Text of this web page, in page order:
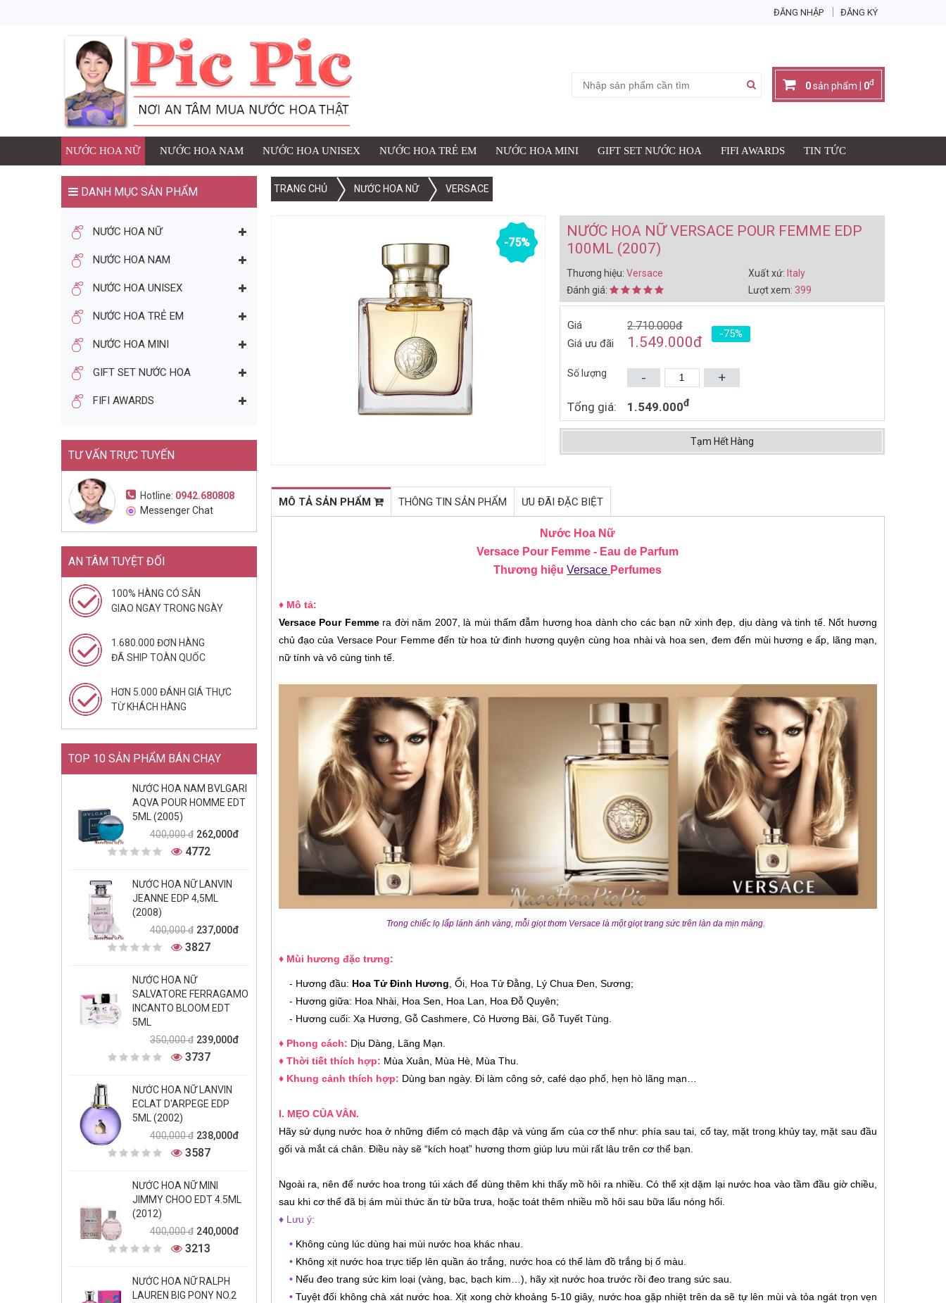
ĐĂNG NHẬP ĐĂNG KÝ
0sản phẩm | 0đ
NƯỚC HOA NỮ NƯỚC HOA NAM NƯỚC HOA UNISEX NƯỚC HOA TRẺ EM NƯỚC HOA MINI GIFT SET NƯỚC HOA FIFI AWARDS TIN TỨC
DANH MỤC SẢN PHẨM
NƯỚC HOA NỮ
NƯỚC HOA NAM
NƯỚC HOA UNISEX
NƯỚC HOA TRẺ EM
NƯỚC HOA MINI
GIFT SET NƯỚC HOA
FIFI AWARDS
TƯ VẤN TRỰC TUYẾN
Hotline: 0942.680808
Messenger Chat
AN TÂM TUYỆT ĐỐI
100% HÀNG CÓ SẴN
GIAO NGAY TRONG NGÀY
1.680.000 ĐƠN HÀNG
ĐÃ SHIP TOÀN QUỐC
HƠN 5.000 ĐÁNH GIÁ THỰC
TỪ KHÁCH HÀNG
TOP 10 SẢN PHẨM BÁN CHẠY
NƯỚC HOA NAM BVLGARI
AQVA POUR HOMME EDT
5ML (2005)
400,000 đ 262,000đ
4772
NƯỚC HOA NỮ LANVIN
JEANNE EDP 4,5ML
(2008)
400,000 đ 237,000đ
3827
NƯỚC HOA NỮ
SALVATORE FERRAGAMO
INCANTO BLOOM EDT
5ML
350,000 đ 239,000đ
3737
NƯỚC HOA NỮ LANVIN
ECLAT D'ARPEGE EDP
5ML (2002)
400,000 đ 238,000đ
3587
NƯỚC HOA NỮ MINI
JIMMY CHOO EDT 4.5ML
(2012)
400,000 đ 240,000đ
3213
NƯỚC HOA NỮ RALPH
LAUREN BIG PONY NO.2
TRANG CHỦ NƯỚC HOA NỮ VERSACE
-75%
NƯỚC HOA NỮ VERSACE POUR FEMME EDP
100ML (2007)
Thương hiệu:Versace Xuất xứ: Italy
Đánh giá:
Lượt xem: 399
Giá 2.710.000đ
Giá ưu đãi 1.549.000đ -75%
Số lượng +
-
Tổng giá: 1.549.000đ
Tạm Hết Hàng
1 SẢN PHẨM ĐÃ ĐƯỢC THÊM VÀO GIỎ HÀNG
NƯỚC HOA NỮ VERSACE POUR FEMME EDP 100ML (2007)
Thương hiệu: Versace
Số lượng:
Giá: đ
TIẾP TỤC MUA HÀNG
BẠN CÓ THỂ THÍCH
LONDON FOR WOMEN EDP
1.970.000đ
Mua ngay
NƯỚC HOA NỮ MICHAEL
KORS WONDERLUST EDP
100ML (2016)
3.230.000đ 2.086.000đ
Mua ngay
2.149.000đ
NƯỚC HOA UNISEX TOM
FORD OMBRE LEATHER EDP
6.850.000đ 4.619.000đ
Mua ngay
MÔ TẢ SẢN PHẨM THÔNG TIN SẢN PHẨM ƯU ĐÃI ĐẶC BIỆT
Nước Hoa Nữ
Versace Pour Femme - Eau de Parfum
Thương hiệuVersace Perfumes
♦ Mô tả:
Versace Pour Femmera đời năm 2007, là mùi thấm đẫm hương hoa dành cho các bạn nữ xinh đẹp, dịu dàng và tinh tế. Nốt hương
chủ đạo của Versace Pour Femme đến từ hoa tử đinh hương quyện cùng hoa nhài và hoa sen, đem đến mùi hương e ấp, lãng mạn,
nữ tính và vô cùng tinh tế.
Trong chiếc lọ lấp lánh ánh vàng, mỗi giọt thơm Versace là một giọt trang sức trên làn da mịn màng.
♦ Mùi hương đặc trưng:
- Hương đầu: Hoa Tử Đinh Hương , Ổi, Hoa Tử Đằng, Lý Chua Đen, Sương;
- Hương giữa: Hoa Nhài, Hoa Sen, Hoa Lan, Hoa Đỗ Quyên;
- Hương cuối: Xạ Hương, Gỗ Cashmere, Cỏ Hương Bài, Gỗ Tuyết Tùng.
♦ Phong cách: Dịu Dàng, Lãng Mạn.
♦ Thời tiết thích hợp: Mùa Xuân, Mùa Hè, Mùa Thu.
♦ Khung cảnh thích hợp: Dùng ban ngày. Đi làm công sở, café dạo phố, hẹn hò lãng mạn…
I. MẸO CỦA VÂN.
Hãy sử dụng nước hoa ở những điểm có mạch đập và vùng ấm của cơ thể như: phía sau tai, cổ tay, mặt trong khủy tay, mặt sau đầu
gối và mắt cá chân. Điều này sẽ “kích hoạt” hương thơm giúp lưu mùi rất lâu trên cơ thể bạn.
Ngoài ra, nên để nước hoa trong túi xách để dùng thêm khi thấy mồ hôi ra nhiều. Có thể xịt dặm lại nước hoa vào tầm đầu giờ chiều,
sau khi cơ thể đã bị ám mùi thức ăn từ bữa trưa, hoặc toát thêm nhiều mồ hôi sau bữa lẩu nóng hổi.
♦ Lưu ý:
• Không cùng lúc dùng hai mùi nước hoa khác nhau.
• Không xịt nước hoa trực tiếp lên quần áo trắng, nước hoa có thể làm đồ trắng bị ố màu.
• Nếu đeo trang sức kim loại (vàng, bạc, bạch kim…), hãy xịt nước hoa trước rồi đeo trang sức sau.
• Tuyệt đối không chà xát nước hoa. Xịt xong chờ khoảng 5-10 giây, nước hoa gặp nhiệt trên da sẽ tự lên mùi và tỏa ngát trọn vẹn